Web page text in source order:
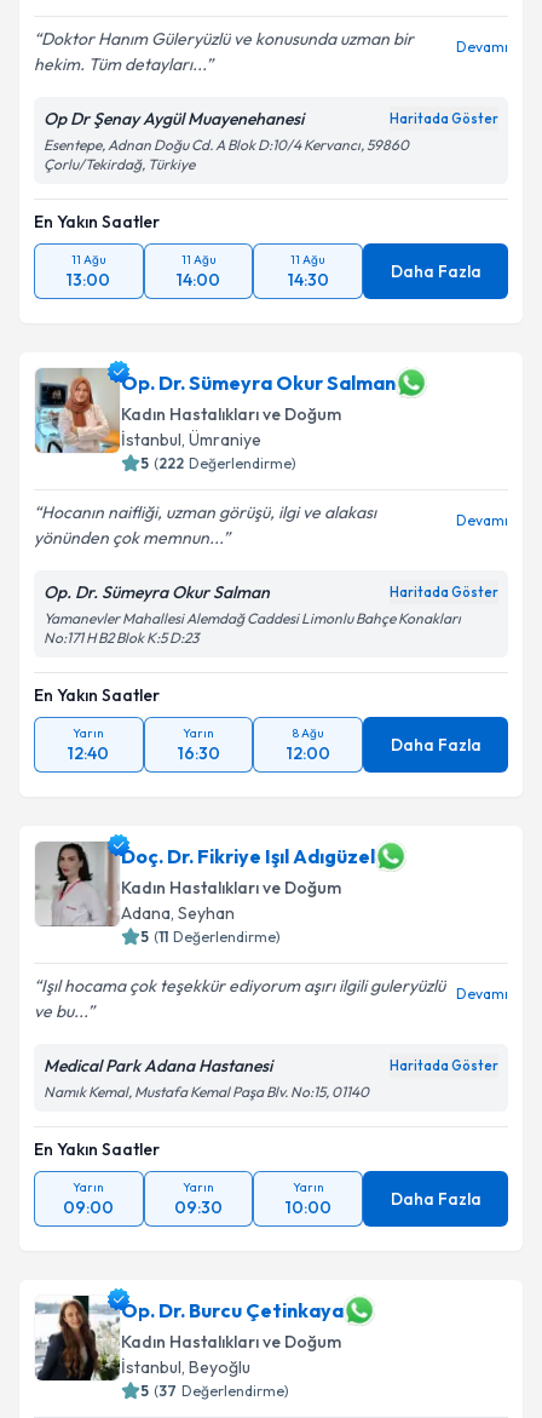
Doktor Hanım Güleryüzlü ve konusunda uzman bir
hekim. Tüm detayları...
Devamı
Op Dr Şenay Aygül Muayenehanesi Haritada Göster
Esentepe, Adnan Doğu Cd. A Blok D:10/4 Kervancı, 59860
Çorlu/Tekirdağ, Türkiye
En Yakın Saatler
11 Ağu
13:00
11 Ağu
14:00
11 Ağu
14:30 Daha Fazla
Op. Dr. Sümeyra Okur Salman
Kadın Hastalıkları ve Doğum
İstanbul, Ümraniye
5 (222 Değerlendirme)
Hocanın naifliği, uzman görüşü, ilgi ve alakası
yönünden çok memnun...
Devamı
Op. Dr. Sümeyra Okur Salman Haritada Göster
Yamanevler Mahallesi Alemdağ Caddesi Limonlu Bahçe Konakları
No:171 H B2 Blok K:5 D:23
En Yakın Saatler
Yarın
12:40
Yarın
16:30
8 Ağu
12:00 Daha Fazla
Doç. Dr. Fikriye Işıl Adıgüzel
Kadın Hastalıkları ve Doğum
Adana, Seyhan
5 (11 Değerlendirme)
Işıl hocama çok teşekkür ediyorum aşırı ilgili guleryüzlü
ve bu...
Devamı
Medical Park Adana Hastanesi Haritada Göster
Namık Kemal, Mustafa Kemal Paşa Blv. No:15, 01140
En Yakın Saatler
Yarın
09:00
Yarın
09:30
Yarın
10:00 Daha Fazla
Op. Dr. Burcu Çetinkaya
Kadın Hastalıkları ve Doğum
İstanbul, Beyoğlu
5 (37 Değerlendirme)